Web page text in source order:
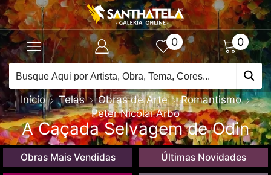
0 0
Início Telas Obras de Arte
Romantismo
Peter Nicolai Arbo
A Caçada Selvagem de Odin
Obras Mais Vendidas Últimas Novidades